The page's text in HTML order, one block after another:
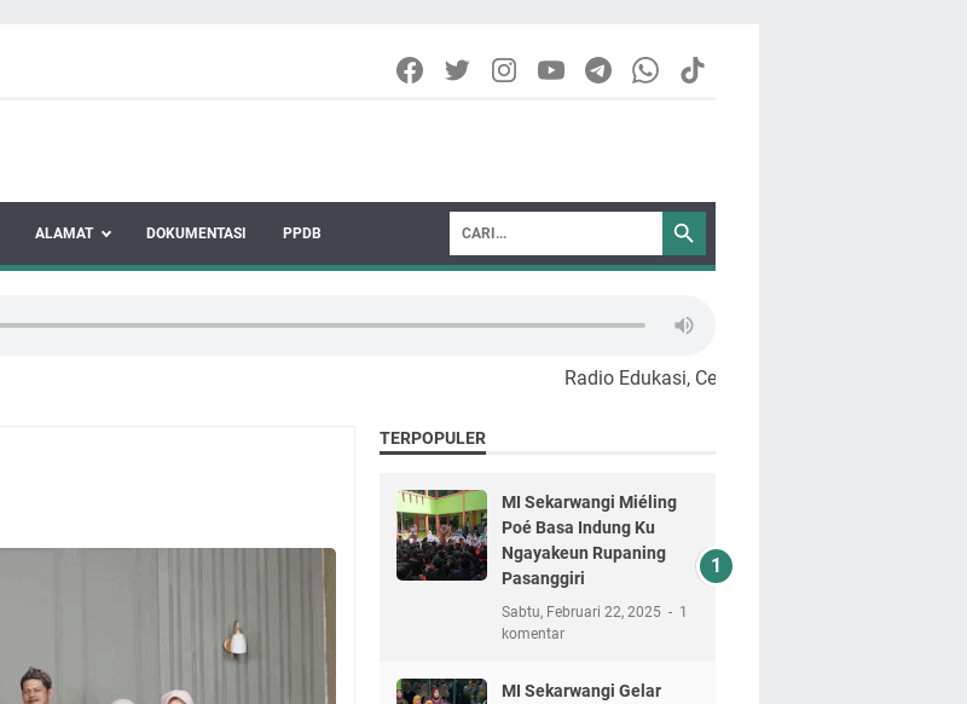
ALAMAT DOKUMENTASI PPDB
Radio Edukasi, Cerdas, Santun, dan Menghibur
TERPOPULER
MI Sekarwangi Miéling
Poé Basa Indung Ku
Ngayakeun Rupaning
Pasanggiri
Sabtu, Februari 22, 2025
1
komentar
MI Sekarwangi Gelar